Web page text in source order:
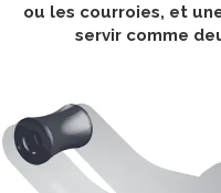
ou les courroies, et
servir comme